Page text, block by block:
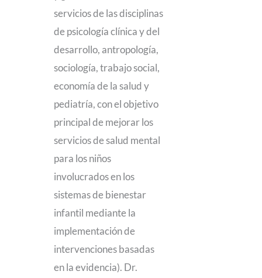
servicios de las disciplinas
de psicología clínica y del
desarrollo, antropología,
sociología, trabajo social,
economía de la salud y
pediatría, con el objetivo
principal de mejorar los
servicios de salud mental
para los niños
involucrados en los
sistemas de bienestar
infantil mediante la
implementación de
intervenciones basadas
en la evidencia). Dr.